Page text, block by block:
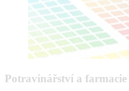
Potravinářství a farmacie